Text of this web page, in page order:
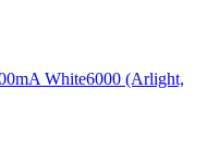
White6000 (Arlight,